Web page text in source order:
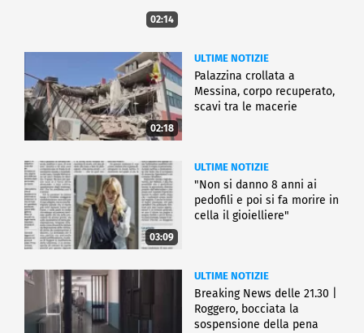
02:14
02:18
ULTIME NOTIZIE
Palazzina crollata a
Messina, corpo recuperato,
scavi tra le macerie
03:09
ULTIME NOTIZIE
"Non si danno 8 anni ai
pedofili e poi si fa morire in
cella il gioielliere"
ULTIME NOTIZIE
Breaking News delle 21.30 |
Roggero, bocciata la
sospensione della pena